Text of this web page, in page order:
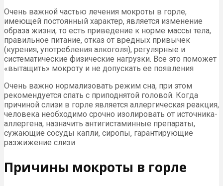
Очень важной частью лечения мокроты в горле,
имеющей постоянный характер, является изменение
образа жизни, то есть приведение к норме массы тела,
правильное питание, отказ от вредных привычек
(курения, употребления алкоголя), регулярные и
систематические физические нагрузки. Все это поможет
«вытащить» мокроту и не допускать ее появления
Очень важно нормализовать режим сна, при этом
рекомендуется спать с приподнятой головой. Когда
причиной слизи в горле является аллергическая реакция,
человека необходимо срочно изолировать от источника-
аллергена, назначить антигистаминные препараты,
сужающие сосуды капли, сиропы, гарантирующие
разжижение слизи
Причины мокроты в горле